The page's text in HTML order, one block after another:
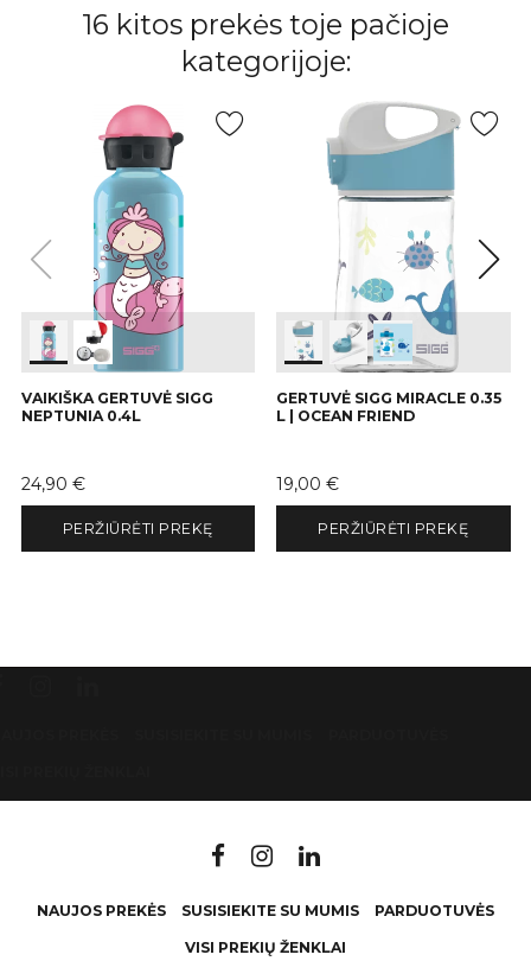
16 kitos prekės toje pačioje
kategorijoje:
VAIKIŠKA GERTUVĖ SIGG
NEPTUNIA 0.4L
Kaina
24,90 €
PERŽIŪRĖTI PREKĘ
GERTUVĖ SIGG MIRACLE 0.35
L | OCEAN FRIEND
Kaina
19,00 €
PERŽIŪRĖTI PREKĘ
NAUJOS PREKĖS SUSISIEKITE SU MUMIS PARDUOTUVĖS
VISI PREKIŲ ŽENKLAI